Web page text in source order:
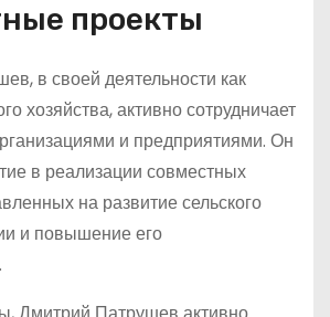
проекты
в своей деятельности как
хозяйства, активно сотрудничает
и предприятиями. Он
в реализации совместных
на развитие сельского
и повышение его